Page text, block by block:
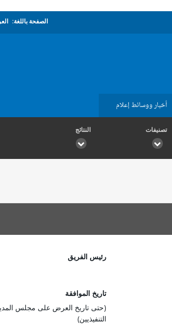
الصفحة باللغة:
أخبار ووسائط إعلام
تصنيفات النتائج
رئيس الفريق
تاريخ الموافقة
(حتى تاريخ العرض على مجلس
التنفيذيين)